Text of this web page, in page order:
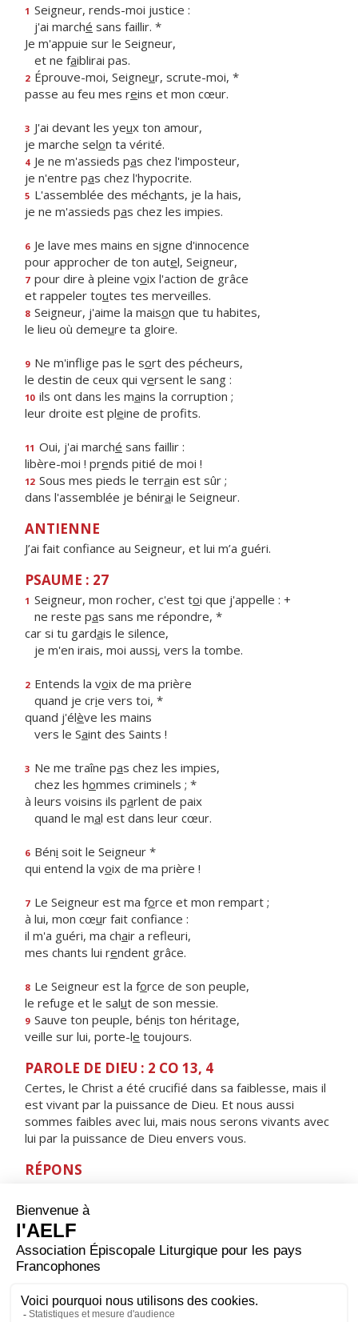
1 Seigneur, rends-moi justice :
j'ai marché sans faillir. *
Je m'appuie sur le Seigneur,
et ne faiblirai pas.
2 Éprouve-moi, Seigneur, scrute-moi, *
passe au feu mes reins et mon cœur.
3 J'ai devant les yeux ton amour,
je marche selon ta vérité.
4 Je ne m'assieds pas chez l'imposteur,
je n'entre pas chez l'hypocrite.
5 L'assemblée des méchants, je la hais,
je ne m'assieds pas chez les impies.
6 Je lave mes mains en signe d'innocence
pour approcher de ton autel, Seigneur,
7 pour dire à pleine voix l'action de grâce
et rappeler toutes tes merveilles.
8 Seigneur, j'aime la maison que tu habites,
le lieu où demeure ta gloire.
9 Ne m'inflige pas le sort des pécheurs,
le destin de ceux qui versent le sang :
10 ils ont dans les mains la corruption ;
leur droite est pleine de profits.
11 Oui, j'ai marché sans faillir :
libère-moi ! prends pitié de moi !
12 Sous mes pieds le terrain est sûr ;
dans l'assemblée je bénirai le Seigneur.
ANTIENNE
J’ai fait confiance au Seigneur, et lui m’a guéri.
PSAUME : 27
1 Seigneur, mon rocher, c'est toi que j'appelle : +
ne reste pas sans me répondre, *
car si tu gardais le silence,
je m'en irais, moi aussi, vers la tombe.
2 Entends la voix de ma prière
quand je crie vers toi, *
quand j'élève les mains
vers le Saint des Saints !
3 Ne me traîne pas chez les impies,
chez les hommes criminels ; *
à leurs voisins ils parlent de paix
quand le mal est dans leur cœur.
6 Béni soit le Seigneur *
qui entend la voix de ma prière !
7 Le Seigneur est ma force et mon rempart ;
à lui, mon cœur fait confiance :
il m'a guéri, ma chair a refleuri,
mes chants lui rendent grâce.
8 Le Seigneur est la force de son peuple,
le refuge et le salut de son messie.
9 Sauve ton peuple, bénis ton héritage,
veille sur lui, porte-le toujours.
PAROLE DE DIEU : 2 CO 13, 4
Certes, le Christ a été crucifié dans sa faiblesse, mais il
est vivant par la puissance de Dieu. Et nous aussi
sommes faibles avec lui, mais nous serons vivants avec
lui par la puissance de Dieu envers vous.
RÉPONS
fais-moi vivre selon ta parole.
ORAISON
Nous te prions, Seigneur Jésus Christ, à l’heure où tu fus
élevé sur la croix pour le rachat du monde et où les
toujours la lumière qui nous guidera jusqu’à la vraie vie.